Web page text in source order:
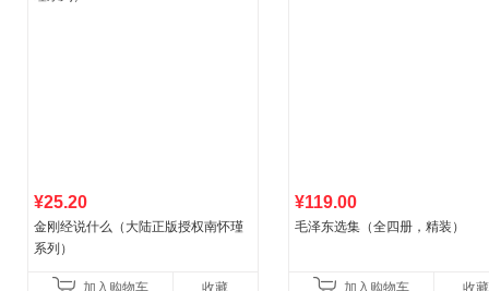
¥25.20
金刚经说什么（大陆正版授权南怀瑾
系列）
加入购物车 收藏
¥119.00
毛泽东选集（全四册，精装）
加入购物车 收藏